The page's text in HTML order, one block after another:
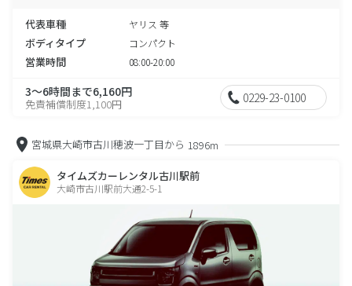
代表車種 ヤリス 等
ボディタイプ コンパクト
営業時間 08:00-20:00
3～6時間まで6,160円
免責補償制度1,100円 0229-23-0100
宮城県大崎市古川穂波一丁目から 1896m
タイムズカーレンタル古川駅前
大崎市古川駅前大通2-5-1